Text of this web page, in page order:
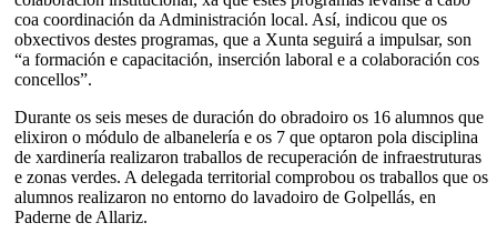
coa coordinación da Administración local. Así, indicou que os
obxectivos destes programas, que a Xunta seguirá a impulsar, son
“a formación e capacitación, inserción laboral e a colaboración cos
concellos”.
Durante os seis meses de duración do obradoiro os 16 alumnos que
elixiron o módulo de albanelería e os 7 que optaron pola disciplina
de xardinería realizaron traballos de recuperación de infraestruturas
e zonas verdes. A delegada territorial comprobou os traballos que os
alumnos realizaron no entorno do lavadoiro de Golpellás, en
Paderne de Allariz.